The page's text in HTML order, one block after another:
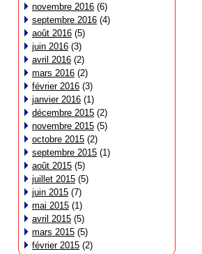
novembre 2016 (6)
septembre 2016 (4)
août 2016 (5)
juin 2016 (3)
avril 2016 (2)
mars 2016 (2)
février 2016 (3)
janvier 2016 (1)
décembre 2015 (2)
novembre 2015 (5)
octobre 2015 (2)
septembre 2015 (1)
août 2015 (5)
juillet 2015 (5)
juin 2015 (7)
mai 2015 (1)
avril 2015 (5)
mars 2015 (5)
février 2015 (2)